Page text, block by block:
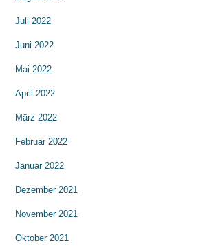
Juli 2022
Juni 2022
Mai 2022
April 2022
März 2022
Februar 2022
Januar 2022
Dezember 2021
November 2021
Oktober 2021